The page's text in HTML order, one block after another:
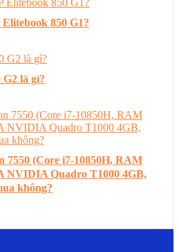
850 G1?
là gì?
7550 (Core i7-10850H, RAM
NVIDIA Quadro T1000 4GB,
không?